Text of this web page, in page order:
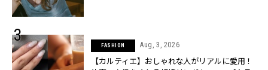
FASHION Aug, 3, 2026
【カルティエ】おしゃれな人がリアルに愛用！